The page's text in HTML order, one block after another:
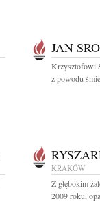
JAN
Krzysztofowi
z powodu
KRAKÓW
Z głębokim
2009 roku,